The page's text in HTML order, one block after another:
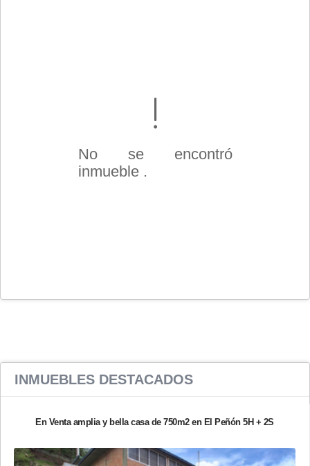
No se encontró
inmueble .
INMUEBLES DESTACADOS
En Venta amplia y bella casa de 750m2 en El Peñón 5H + 2S